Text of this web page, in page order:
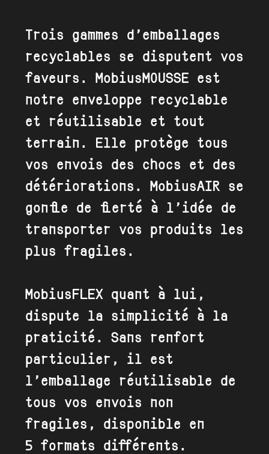
Trois gammes d’emballages
recyclables se disputent vos
faveurs. MobiusMOUSSE est
notre enveloppe recyclable
et réutilisable et tout
terrain. Elle protège tous
vos envois des chocs et des
détériorations. MobiusAIR se
gonfle de fierté à l’idée de
transporter vos produits les
plus fragiles.
MobiusFLEX quant à lui,
dispute la simplicité à la
praticité. Sans renfort
particulier, il est
l’emballage réutilisable de
tous vos envois non
fragiles, disponible en
5 formats différents.